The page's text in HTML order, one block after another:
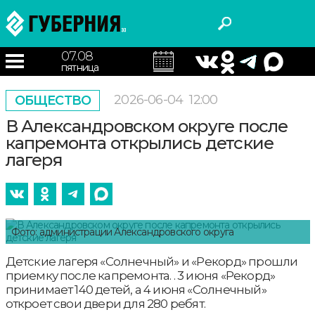
07.08
пятница
ОБЩЕСТВО 2026-06-04 12:00
В Александровском округе после
капремонта открылись детские
лагеря
Фото: администрации Александровского округа
Детские лагеря «Солнечный» и «Рекорд» прошли
приемку после капремонта. . 3 июня «Рекорд»
принимает 140 детей, а 4 июня «Солнечный»
откроет свои двери для 280 ребят.